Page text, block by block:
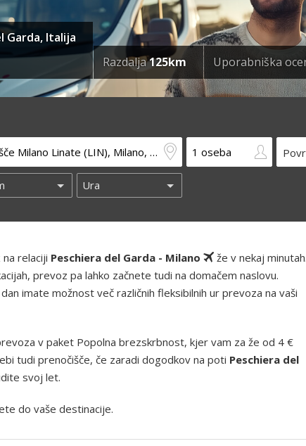
Garda, Italija
Razdalja125km Uporabniška
relaciji Peschiera del Garda - Milano
že v nekaj minutah.
prevoz pa lahko začnete tudi na domačem naslovu.
imate možnost več različnih fleksibilnih ur prevoza na vaši
v paket Popolna brezskrbnost, kjer vam za že od 4 €
tudi prenočišče, če zaradi dogodkov na poti Peschiera del
svoj let.
do vaše destinacije.